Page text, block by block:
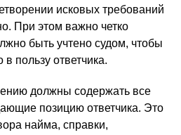
исковых требований
При этом важно четко
быть учтено судом, чтобы
пользу ответчика.
должны содержать все
позицию ответчика. Это
найма, справки,